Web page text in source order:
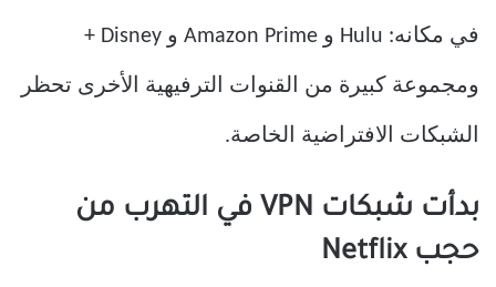
في مكانه: Hulu و Amazon Prime و Disney +
ومجموعة كبيرة من القنوات الترفيهية الأخرى تحظر
الشبكات الافتراضية الخاصة.
بدأت شبكات VPN في التهرب من
حجب Netflix